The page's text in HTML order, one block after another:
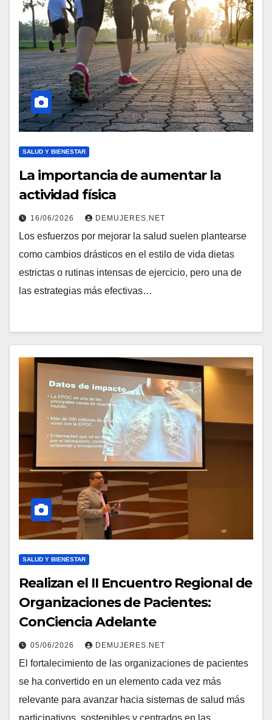
SALUD Y BIENESTAR
La importancia de aumentar la
actividad física
16/06/2026 DEMUJERES.NET
Los esfuerzos por mejorar la salud suelen plantearse
como cambios drásticos en el estilo de vida dietas
estrictas o rutinas intensas de ejercicio, pero una de
las estrategias más efectivas…
SALUD Y BIENESTAR
Realizan el II Encuentro Regional de
Organizaciones de Pacientes:
ConCiencia Adelante
05/06/2026 DEMUJERES.NET
El fortalecimiento de las organizaciones de pacientes
se ha convertido en un elemento cada vez más
relevante para avanzar hacia sistemas de salud más
participativos, sostenibles y centrados en las…